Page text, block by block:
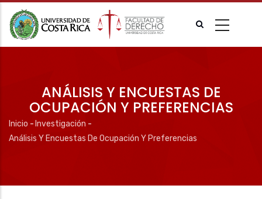
contenido
ANÁLISIS Y ENCUESTAS DE
OCUPACIÓN Y PREFERENCIAS
Ruta
Inicio - Investigación -
Análisis Y Encuestas De Ocupación Y Preferencias